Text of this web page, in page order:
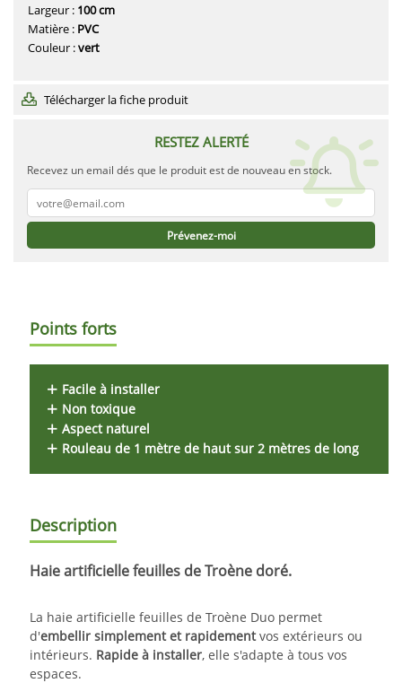
Largeur : 100 cm
Matière : PVC
Couleur :vert
Télécharger la fiche produit
RESTEZ ALERTÉ
Recevez un email dés que le produit est de nouveau en stock.
Prévenez-moi
Points forts
Facile à installer
Non toxique
Aspect naturel
Rouleau de 1 mètre de haut sur 2 mètres de long
Description
Haie artificielle feuilles de Troène doré.
La haie artificielle feuilles de Troène Duo permet
d'embellir simplement et rapidementvos extérieurs ou
intérieurs. Rapide à installer, elle s'adapte à tous vos
espaces.